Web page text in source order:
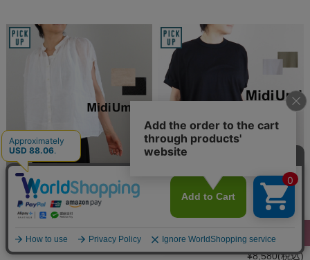
MidiUmi ミディウミ ラミーギャ
ザーノースリーブシャツ
MidiUmi ミディウミ コクーンプ
ルオーバー 半袖Tシャツ ｜レタ
ーパック対応
メーカー希望小売価格:
¥8,580(税込)